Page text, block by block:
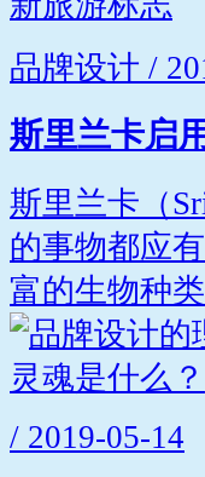
品牌设计 /
斯里兰卡启
斯里兰卡（
的事物都应
富的生物种
/ 2019-05-14